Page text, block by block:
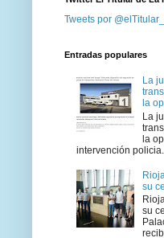
Tweets por
Entradas populares
La
la
La
la
intervención policia...
su
su